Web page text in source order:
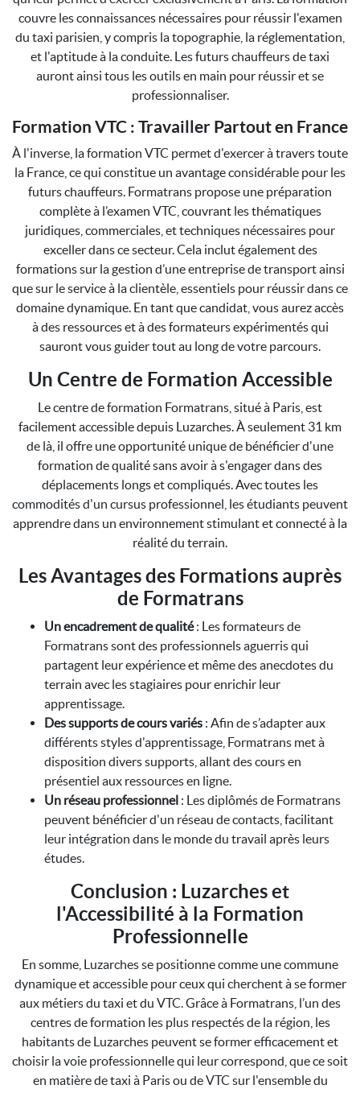
couvre les connaissances nécessaires pour réussir l'examen
du taxi parisien, y compris la topographie, la réglementation,
et l'aptitude à la conduite. Les futurs chauffeurs de taxi
auront ainsi tous les outils en main pour réussir et se
professionnaliser.
Formation VTC : Travailler Partout en France
À l'inverse, la formation VTC permet d'exercer à travers toute
la France, ce qui constitue un avantage considérable pour les
futurs chauffeurs. Formatrans propose une préparation
complète à l’examen VTC, couvrant les thématiques
juridiques, commerciales, et techniques nécessaires pour
exceller dans ce secteur. Cela inclut également des
formations sur la gestion d’une entreprise de transport ainsi
que sur le service à la clientèle, essentiels pour réussir dans ce
domaine dynamique. En tant que candidat, vous aurez accès
à des ressources et à des formateurs expérimentés qui
sauront vous guider tout au long de votre parcours.
Un Centre de Formation Accessible
Le centre de formation Formatrans, situé à Paris, est
facilement accessible depuis Luzarches. À seulement 31 km
de là, il offre une opportunité unique de bénéficier d'une
formation de qualité sans avoir à s'engager dans des
déplacements longs et compliqués. Avec toutes les
commodités d'un cursus professionnel, les étudiants peuvent
apprendre dans un environnement stimulant et connecté à la
réalité du terrain.
Les Avantages des Formations auprès
de Formatrans
Un encadrement de qualité: Les formateurs de
Formatrans sont des professionnels aguerris qui
partagent leur expérience et même des anecdotes du
terrain avec les stagiaires pour enrichir leur
apprentissage.
Des supports de cours variés : Afin de s’adapter aux
différents styles d'apprentissage, Formatrans met à
disposition divers supports, allant des cours en
présentiel aux ressources en ligne.
Un réseau professionnel : Les diplômés de Formatrans
peuvent bénéficier d'un réseau de contacts, facilitant
leur intégration dans le monde du travail après leurs
études.
Conclusion : Luzarches et
l'Accessibilité à la Formation
Professionnelle
En somme, Luzarches se positionne comme une commune
dynamique et accessible pour ceux qui cherchent à se former
aux métiers du taxi et du VTC. Grâce à Formatrans, l’un des
centres de formation les plus respectés de la région, les
habitants de Luzarches peuvent se former efficacement et
choisir la voie professionnelle qui leur correspond, que ce soit
en matière de taxi à Paris ou de VTC sur l'ensemble du